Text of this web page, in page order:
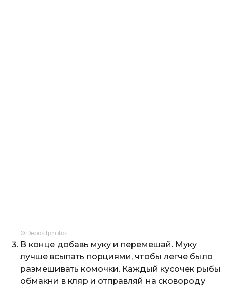
© Depositphotos
В конце добавь муку и перемешай. Муку
лучше всыпать порциями, чтобы легче было
размешивать комочки. Каждый кусочек рыбы
обмакни в кляр и отправляй на сковороду